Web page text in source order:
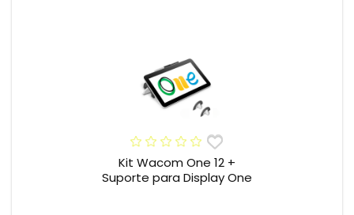
Kit Wacom One 12 +
Suporte para Display One